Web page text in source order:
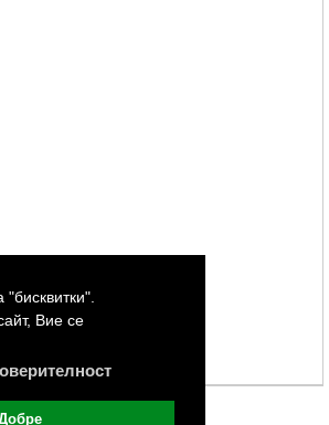
"бисквитки".
Вие се